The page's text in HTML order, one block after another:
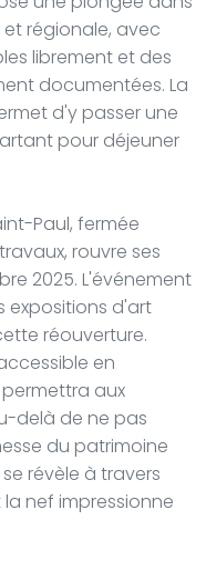
régionale, avec
librement et des
documentées. La
d'y passer une
pour déjeuner
Paul, fermée
rouvre ses
2025. L'événement
expositions d'art
réouverture.
en
aux
delà de ne pas
du patrimoine
révèle à travers
nef impressionne